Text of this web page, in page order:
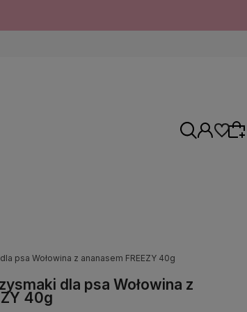
produkty do listy z poprzedniej sesji.
psa Wołowina z ananasem FREEZY 40g
dla psa Wołowina z
40g